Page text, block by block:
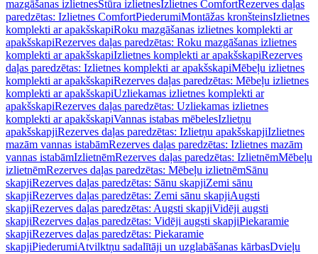
mazgāšanas izlietnesStūra izlietnesIzlietnes ComfortRezerves daļas
paredzētas: Izlietnes ComfortPiederumiMontāžas kronšteinsIzlietnes
komplekti ar apakšskapiRoku mazgāšanas izlietnes komplekti ar
apakšskapiRezerves daļas paredzētas: Roku mazgāšanas izlietnes
komplekti ar apakšskapiIzlietnes komplekti ar apakšskapiRezerves
daļas paredzētas: Izlietnes komplekti ar apakšskapiMēbeļu izlietnes
komplekti ar apakšskapiRezerves daļas paredzētas: Mēbeļu izlietnes
komplekti ar apakšskapiUzliekamas izlietnes komplekti ar
apakšskapiRezerves daļas paredzētas: Uzliekamas izlietnes
komplekti ar apakšskapiVannas istabas mēbelesIzlietņu
apakšskapjiRezerves daļas paredzētas: Izlietņu apakšskapjiIzlietnes
mazām vannas istabāmRezerves daļas paredzētas: Izlietnes mazām
vannas istabāmIzlietnēmRezerves daļas paredzētas: IzlietnēmMēbeļu
izlietnēmRezerves daļas paredzētas: Mēbeļu izlietnēmSānu
skapjiRezerves daļas paredzētas: Sānu skapjiZemi sānu
skapjiRezerves daļas paredzētas: Zemi sānu skapjiAugsti
skapjiRezerves daļas paredzētas: Augsti skapjiVidēji augsti
skapjiRezerves daļas paredzētas: Vidēji augsti skapjiPiekaramie
skapjiRezerves daļas paredzētas: Piekaramie
skapjiPiederumiAtvilktņu sadalītāji un uzglabāšanas kārbasDvieļu